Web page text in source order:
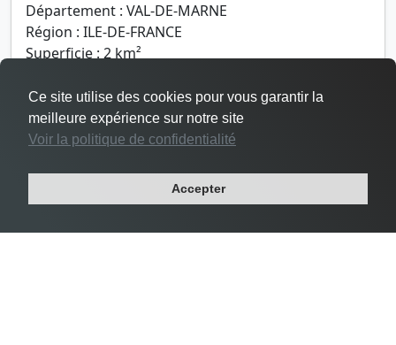
Département : VAL-DE-MARNE
Région : ILE-DE-FRANCE
Superficie : 2 km²
Ce site utilise des cookies pour vous garantir la
meilleure expérience sur notre site
Voir la politique de confidentialité
Accepter